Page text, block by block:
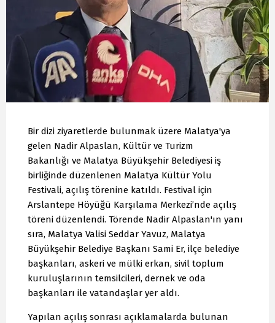
Bir dizi ziyaretlerde bulunmak üzere Malatya'ya
gelen Nadir Alpaslan, Kültür ve Turizm
Bakanlığı ve Malatya Büyükşehir Belediyesi iş
birliğinde düzenlenen Malatya Kültür Yolu
Festivali, açılış törenine katıldı. Festival için
Arslantepe Höyüğü Karşılama Merkezi’nde açılış
töreni düzenlendi. Törende Nadir Alpaslan'ın yanı
sıra, Malatya Valisi Seddar Yavuz, Malatya
Büyükşehir Belediye Başkanı Sami Er, ilçe belediye
başkanları, askeri ve mülki erkan, sivil toplum
kuruluşlarının temsilcileri, dernek ve oda
başkanları ile vatandaşlar yer aldı.
Yapılan açılış sonrası açıklamalarda bulunan